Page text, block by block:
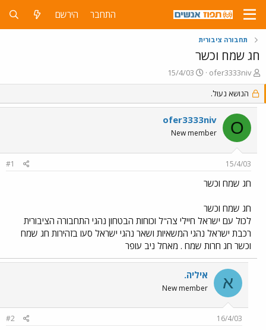
התחבר הירשם
תחבורה ציבורית
חג שמח וכשר
פ
ו
ת
ח
נ
ofer3333niv
פ
ו
ס
ם
ב
ת
15/4/03
הנושא נעול.
O
ofer3333niv
New member
15/4/03
#1
חג שמח וכשר
חג שמח וכשר
לכול עם ישראל חיילי צה"ל וכוחות הבטחון נהגי התחבורה הציבורית
רכבת ישראל נהגי המשאיות ושאר נהגי ישראל סעו בזהירות חג שמח
וכשר חג חרות שמח . מאחל ניב עופר
א איליה.
New member
16/4/03
#2